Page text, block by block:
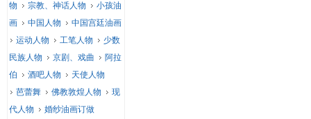
物
宗教、神话人物
小孩油
画
中国人物
中国宫廷油画
运动人物
工笔人物
少数
民族人物
京剧、戏曲
阿拉
伯
酒吧人物
天使人物
芭蕾舞
佛教敦煌人物
现
代人物
婚纱油画订做